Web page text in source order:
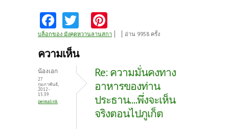
Fa
ce
b
o
o
k
w
itt
nt
es
t
บล็อกของ มังคุดหวานลานสกา อ่าน 9958 ครั้ง
ความเห็น
น้องเอก
27
กุมภาพันธ์,
2012 -
15:39
permalink
Re: ความมั่นคงทาง
อาหารของท่าน
ประธาน....พึ่งจะเห็น
จริงตอนไปภูเก็ต